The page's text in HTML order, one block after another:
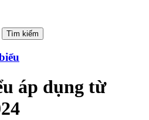
áp dụng từ